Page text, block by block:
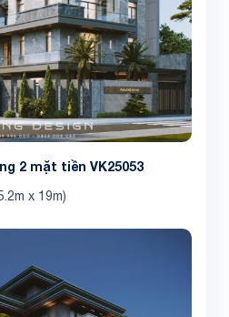
2 mặt tiền VK25053
x 19m)